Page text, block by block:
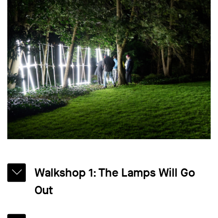
Walkshop 1: The Lamps Will Go
Out
Zum Auftakt unserer Walkshop-Reihe «Urban